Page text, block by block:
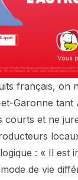
français, on
Garonne tant
courts et ne
: « Il est
de vie